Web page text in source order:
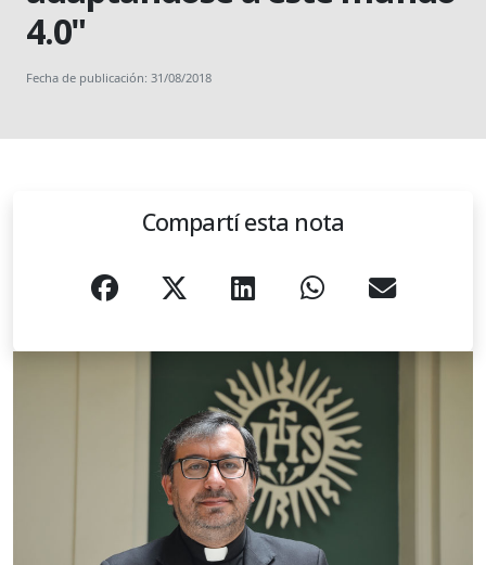
4.0"
Fecha de publicación: 31/08/2018
Compartí esta nota